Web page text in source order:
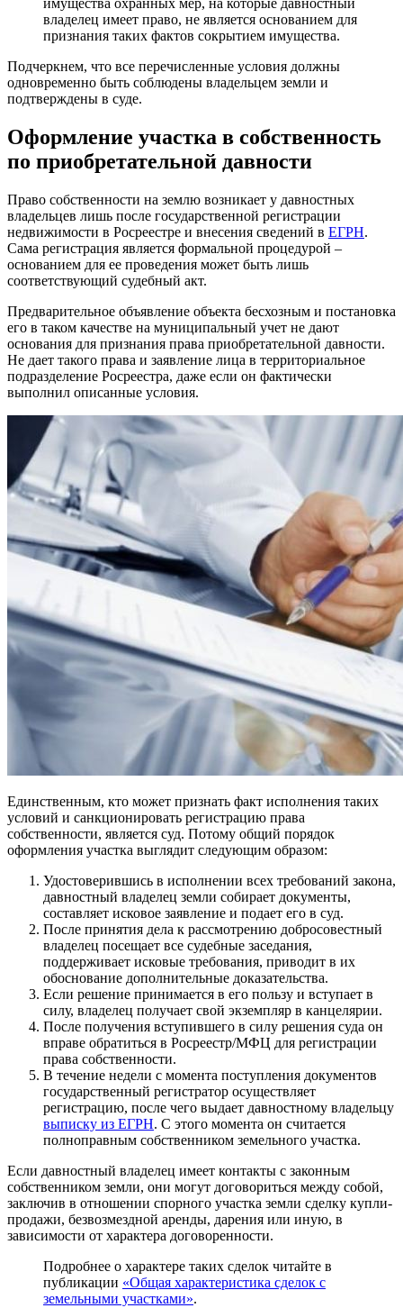
имущества охранных мер, на которые давностный
владелец имеет право, не является основанием для
признания таких фактов сокрытием имущества.
Подчеркнем, что все перечисленные условия должны
одновременно быть соблюдены владельцем земли и
подтверждены в суде.
Оформление участка в собственность
по приобретательной давности
Право собственности на землю возникает у давностных
владельцев лишь после государственной регистрации
недвижимости в Росреестре и внесения сведений в ЕГРН.
Сама регистрация является формальной процедурой –
основанием для ее проведения может быть лишь
соответствующий судебный акт.
Предварительное объявление объекта бесхозным и постановка
его в таком качестве на муниципальный учет не дают
основания для признания права приобретательной давности.
Не дает такого права и заявление лица в территориальное
подразделение Росреестра, даже если он фактически
выполнил описанные условия.
Единственным, кто может признать факт исполнения таких
условий и санкционировать регистрацию права
собственности, является суд. Потому общий порядок
оформления участка выглядит следующим образом:
Удостоверившись в исполнении всех требований закона,
давностный владелец земли собирает документы,
составляет исковое заявление и подает его в суд.
После принятия дела к рассмотрению добросовестный
владелец посещает все судебные заседания,
поддерживает исковые требования, приводит в их
обоснование дополнительные доказательства.
Если решение принимается в его пользу и вступает в
силу, владелец получает свой экземпляр в канцелярии.
После получения вступившего в силу решения суда он
вправе обратиться в Росреестр/МФЦ для регистрации
права собственности.
В течение недели с момента поступления документов
государственный регистратор осуществляет
регистрацию, после чего выдает давностному владельцу
выписку из ЕГРН. С этого момента он считается
полноправным собственником земельного участка.
Если давностный владелец имеет контакты с законным
собственником земли, они могут договориться между собой,
заключив в отношении спорного участка земли сделку купли-
продажи, безвозмездной аренды, дарения или иную, в
зависимости от характера договоренности.
Подробнее о характере таких сделок читайте в
публикации «Общая характеристика сделок с
земельными участками».